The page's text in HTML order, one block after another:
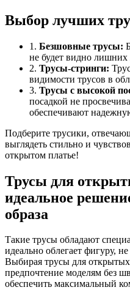
Выбор лучших
1. Безшовные трусы:
не будет видно
2. Трусы-стринги:
видимости трусов в
3. Трусы с высокой
посадкой не
обеспечивают
Подберите трусики,
выглядеть стильно и
открытом платье!
Трусы для
идеальное
образа
Такие трусы обладают
идеально облегает фигуру,
Выбирая трусы для открытых
предпочтение моделям без
обеспечить максимальный